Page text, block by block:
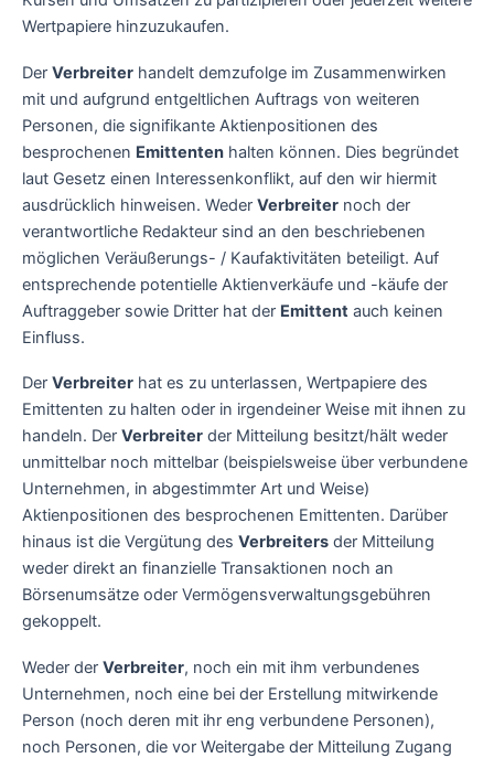
Wertpapiere hinzuzukaufen.
Der Verbreiter handelt demzufolge im Zusammenwirken
mit und aufgrund entgeltlichen Auftrags von weiteren
Personen, die signifikante Aktienpositionen des
besprochenen Emittenten halten können. Dies begründet
laut Gesetz einen Interessenkonflikt, auf den wir hiermit
ausdrücklich hinweisen. Weder Verbreiter noch der
verantwortliche Redakteur sind an den beschriebenen
möglichen Veräußerungs- / Kaufaktivitäten beteiligt. Auf
entsprechende potentielle Aktienverkäufe und -käufe der
Auftraggeber sowie Dritter hat der Emittent auch keinen
Einfluss.
Der Verbreiter hat es zu unterlassen, Wertpapiere des
Emittenten zu halten oder in irgendeiner Weise mit ihnen zu
handeln. Der Verbreiter der Mitteilung besitzt/hält weder
unmittelbar noch mittelbar (beispielsweise über verbundene
Unternehmen, in abgestimmter Art und Weise)
Aktienpositionen des besprochenen Emittenten. Darüber
hinaus ist die Vergütung des Verbreiters der Mitteilung
weder direkt an finanzielle Transaktionen noch an
Börsenumsätze oder Vermögensverwaltungsgebühren
gekoppelt.
Weder der Verbreiter, noch ein mit ihm verbundenes
Unternehmen, noch eine bei der Erstellung mitwirkende
Person (noch deren mit ihr eng verbundene Personen),
noch Personen, die vor Weitergabe der Mitteilung Zugang